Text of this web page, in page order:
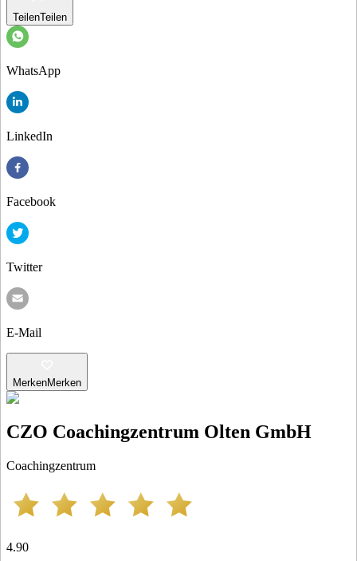
TeilenTeilen
WhatsApp
LinkedIn
Facebook
Twitter
E-Mail
MerkenMerken
CZO Coachingzentrum Olten GmbH
Coachingzentrum
4.90